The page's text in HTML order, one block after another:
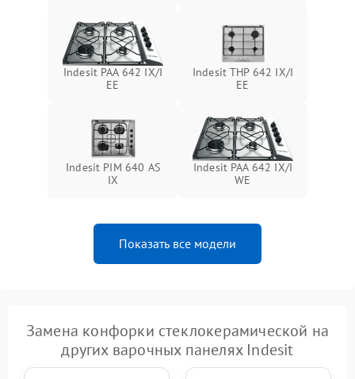
Indesit PAA 642 IX/I
EE
Indesit THP 642 IX/I
EE
Indesit PIM 640 AS
IX
Indesit PAA 642 IX/I
WE
Показать все модели
Замена конфорки стеклокерамической на
других варочных панелях Indesit